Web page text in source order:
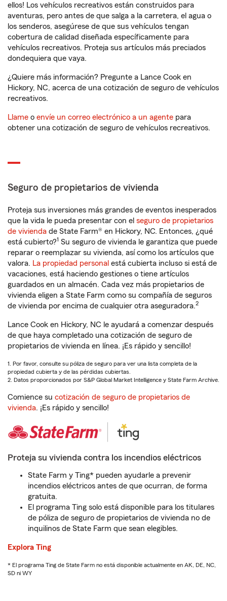
ellos! Los vehículos recreativos están construidos para
aventuras, pero antes de que salga a la carretera, el agua o
los senderos, asegúrese de que sus vehículos tengan
cobertura de calidad diseñada específicamente para
vehículos recreativos. Proteja sus artículos más preciados
dondequiera que vaya.
¿Quiere más información? Pregunte a Lance Cook en
Hickory, NC, acerca de una cotización de seguro de vehículos
recreativos.
Llame o envíe un correo electrónico a un agente para
obtener una cotización de seguro de vehículos recreativos.
Seguro de propietarios de vivienda
Proteja sus inversiones más grandes de eventos inesperados
que la vida le pueda presentar con el seguro de propietarios
de vivienda de State Farm® en Hickory, NC. Entonces, ¿qué
está cubierto?1 Su seguro de vivienda le garantiza que puede
reparar o reemplazar su vivienda, así como los artículos que
valora. La propiedad personal está cubierta incluso si está de
vacaciones, está haciendo gestiones o tiene artículos
guardados en un almacén. Cada vez más propietarios de
vivienda eligen a State Farm como su compañía de seguros
de vivienda por encima de cualquier otra aseguradora.2
Lance Cook en Hickory, NC le ayudará a comenzar después
de que haya completado una cotización de seguro de
propietarios de vivienda en línea. ¡Es rápido y sencillo!
1. Por favor, consulte su póliza de seguro para ver una lista completa de la
propiedad cubierta y de las pérdidas cubiertas.
2. Datos proporcionados por S&P Global Market Intelligence y State Farm Archive.
Comience su cotización de seguro de propietarios de
vivienda. ¡Es rápido y sencillo!
Proteja su vivienda contra los incendios eléctricos
State Farm y Ting* pueden ayudarle a prevenir
incendios eléctricos antes de que ocurran, de forma
gratuita.
El programa Ting solo está disponible para los titulares
de póliza de seguro de propietarios de vivienda no de
inquilinos de State Farm que sean elegibles.
Explora Ting
* El programa Ting de State Farm no está disponible actualmente en AK, DE, NC,
SD ni WY